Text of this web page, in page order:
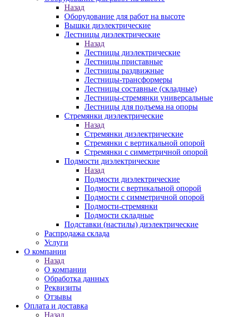
Назад
Оборудование для работ на высоте
Вышки диэлектрические
Лестницы диэлектрические
Назад
Лестницы диэлектрические
Лестницы приставные
Лестницы раздвижные
Лестницы-трансформеры
Лестницы составные (складные)
Лестницы-стремянки универсальные
Лестницы для подъема на опоры
Стремянки диэлектрические
Назад
Стремянки диэлектрические
Стремянки с вертикальной опорой
Стремянки с симметричной опорой
Подмости диэлектрические
Назад
Подмости диэлектрические
Подмости с вертикальной опорой
Подмости с симметричной опорой
Подмости-стремянки
Подмости складные
Подставки (настилы) диэлектрические
Распродажа склада
Услуги
О компании
Назад
О компании
Обработка данных
Реквизиты
Отзывы
Оплата и доставка
Назад